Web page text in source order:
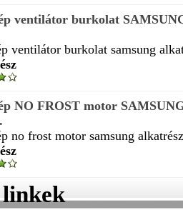
ventilátor burkolat
ventilátor burkolat samsung
NO FROST motor
no frost motor samsung